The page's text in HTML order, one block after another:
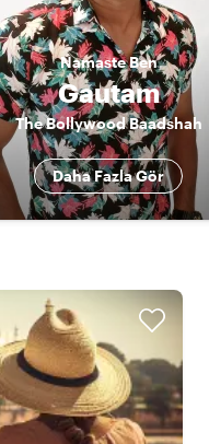
NamasteBen
Gautam
The Bollywood Baadshah
Daha Fazla Gör